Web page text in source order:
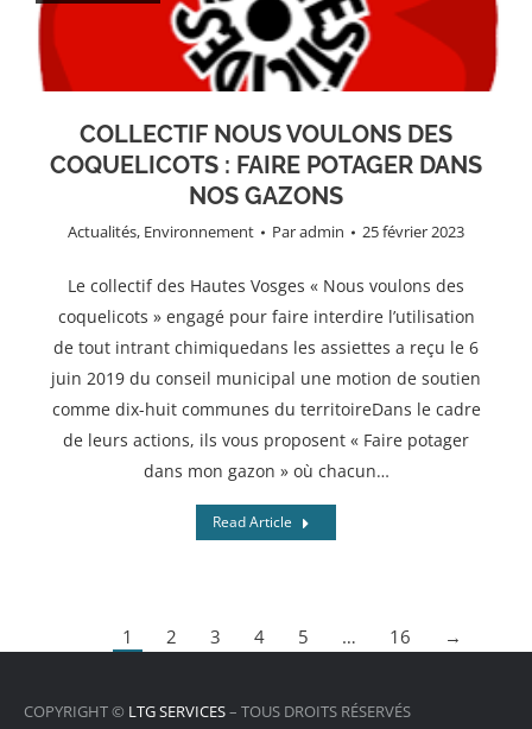
COLLECTIF NOUS VOULONS DES
COQUELICOTS : FAIRE POTAGER DANS
NOS GAZONS
Actualités, Environnement Paradmin 25 février 2023
Le collectif des Hautes Vosges « Nous voulons des
coquelicots » engagé pour faire interdire l’utilisation
de tout intrant chimiquedans les assiettes a reçu le 6
juin 2019 du conseil municipal une motion de soutien
comme dix-huit communes du territoireDans le cadre
de leurs actions, ils vous proposent « Faire potager
dans mon gazon » où chacun…
Read Article
1 2 3 4 5 … 16 →
COPYRIGHT © LTG SERVICES– TOUS DROITS RÉSERVÉS